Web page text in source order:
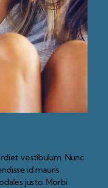
vestibulum. Nunc
id mauris
justo. Morbi